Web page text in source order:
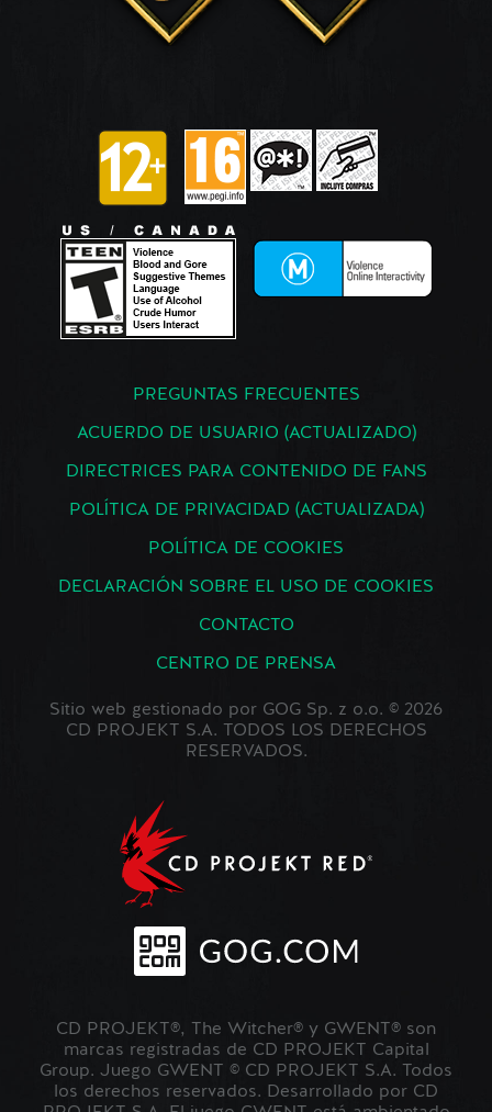
PREGUNTAS FRECUENTES
ACUERDO DE USUARIO (ACTUALIZADO)
DIRECTRICES PARA CONTENIDO DE FANS
POLÍTICA DE PRIVACIDAD (ACTUALIZADA)
POLÍTICA DE COOKIES
DECLARACIÓN SOBRE EL USO DE COOKIES
CONTACTO
CENTRO DE PRENSA
Sitio web gestionado por GOG Sp. z o.o. © 2026
CD PROJEKT S.A. TODOS LOS DERECHOS
RESERVADOS.
CD PROJEKT®, The Witcher® y GWENT® son
marcas registradas de CD PROJEKT Capital
Group. Juego GWENT © CD PROJEKT S.A. Todos
los derechos reservados. Desarrollado por CD